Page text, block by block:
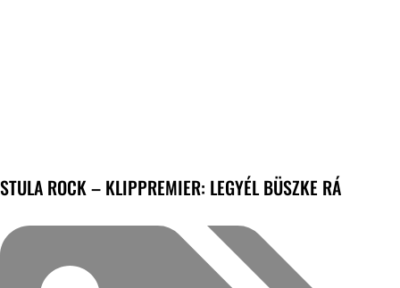
STULA ROCK – KLIPPREMIER: LEGYÉL BÜSZKE RÁ